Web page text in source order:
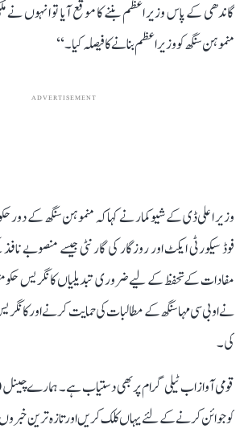
گاندھی کے پاس وزیر اعظم بننے کا موقع آیا تو انہوں نے
منموہن سنگھ کو وزیر اعظم بنانے کا فیصلہ کیا۔‘‘
ADVERTISEMENT
وزیر اعلی ڈی کے شیوکمار نے کہا کہ منموہن سنگھ کے دور
فوڈ سیکورٹی ایکٹ اور روزگار کی گارنٹی جیسے منصوبے
مفادات کے تحفظ کے لیے ضروری تبدیلیاں کانگریس
نے او بی سی مہاسنگھ کے مطالبات کی حمایت کرنے اور
کی۔
قومی آواز اب ٹیلی گرام پر بھی دستیاب ہے۔ ہمارے
کو جوائن کرنے کے لئے یہاں کلک کریں اور تازہ ترین